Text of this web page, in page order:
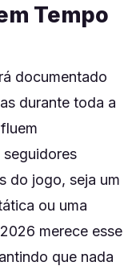
Tempo
documentado
durante toda a
seguidores
do jogo, seja um
ou uma
merece esse
que nada